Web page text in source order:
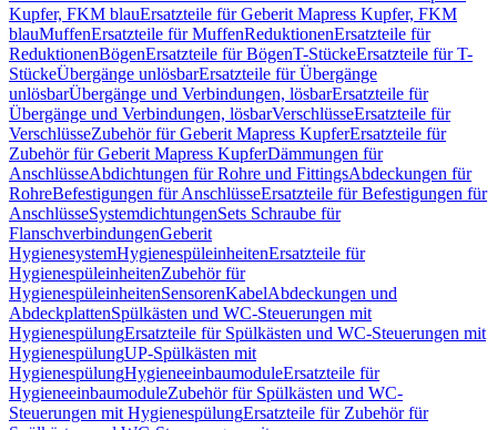
Kupfer, FKM blauErsatzteile für Geberit Mapress Kupfer, FKM
blauMuffenErsatzteile für MuffenReduktionenErsatzteile für
ReduktionenBögenErsatzteile für BögenT-StückeErsatzteile für T-
StückeÜbergänge unlösbarErsatzteile für Übergänge
unlösbarÜbergänge und Verbindungen, lösbarErsatzteile für
Übergänge und Verbindungen, lösbarVerschlüsseErsatzteile für
VerschlüsseZubehör für Geberit Mapress KupferErsatzteile für
Zubehör für Geberit Mapress KupferDämmungen für
AnschlüsseAbdichtungen für Rohre und FittingsAbdeckungen für
RohreBefestigungen für AnschlüsseErsatzteile für Befestigungen für
AnschlüsseSystemdichtungenSets Schraube für
FlanschverbindungenGeberit
HygienesystemHygienespüleinheitenErsatzteile für
HygienespüleinheitenZubehör für
HygienespüleinheitenSensorenKabelAbdeckungen und
AbdeckplattenSpülkästen und WC-Steuerungen mit
HygienespülungErsatzteile für Spülkästen und WC-Steuerungen mit
HygienespülungUP-Spülkästen mit
HygienespülungHygieneeinbaumoduleErsatzteile für
HygieneeinbaumoduleZubehör für Spülkästen und WC-
Steuerungen mit HygienespülungErsatzteile für Zubehör für